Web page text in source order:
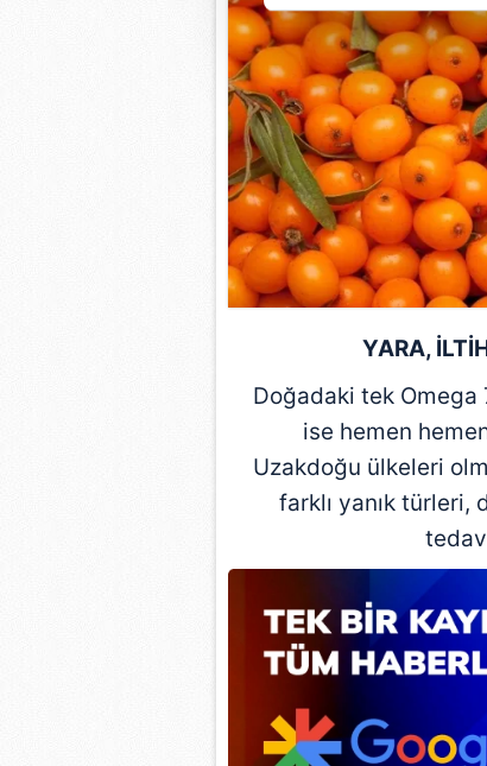
Sizlere daha iyi bir
çerezler vasıtasıyla
amacıyla
reklam/pazarlama
Çerezlere ilişkin
butonuna tıklayabilir,
6698 sayılı Kişisel
mevzuata uygun olarak
YARA,
Doğadaki tek Omega
ise hemen
Uzakdoğu ülkeleri
farklı yanık